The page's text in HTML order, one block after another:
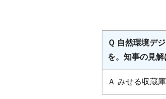
Ｑ 自然環境デ
を。知事の見解
Ａ みせる収蔵